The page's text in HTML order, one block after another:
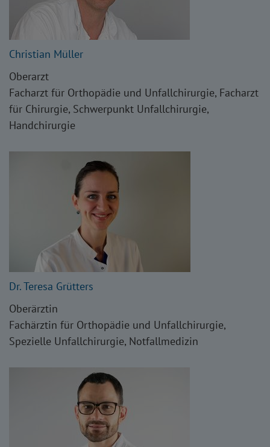
Christian Müller
Oberarzt
Facharzt für Orthopädie und Unfallchirurgie, Facharzt
für Chirurgie, Schwerpunkt Unfallchirurgie,
Handchirurgie
Dr. Teresa Grütters
Oberärztin
Fachärztin für Orthopädie und Unfallchirurgie,
Spezielle Unfallchirurgie, Notfallmedizin